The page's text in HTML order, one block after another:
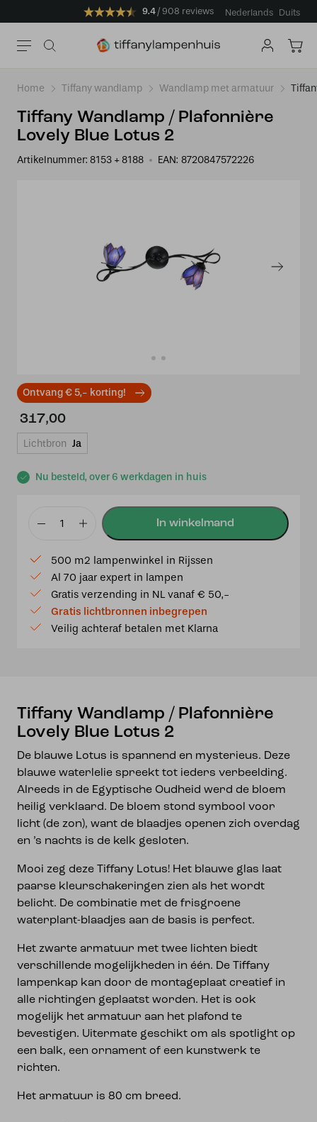
9.4 908 reviews Nederlands Duits
Home Tiffany wandlamp Wandlamp met armatuur
Tiffany Wandlamp / Plafonnière
Lovely Blue Lotus 2
Artikelnummer: 8153 + 8188 EAN: 8720847572226
Ontvang € 5,- korting!
Nu besteld, over 6 werkdagen in huis
317,00
Lichtbron Ja
Tiffany
/
Plafonnière
Lovely
Blue
Lotus
500 m2 lampenwinkel in Rijssen
Al 70 jaar expert in lampen
Gratis verzending in NL vanaf € 50,-
Gratis lichtbronnen inbegrepen
Veilig achteraf betalen met Klarna
Tiffany Wandlamp / Plafonnière
Lovely Blue Lotus 2
De blauwe Lotus is spannend en mysterieus. Deze
blauwe waterlelie spreekt tot ieders verbeelding.
Alreeds in de Egyptische Oudheid werd de bloem
heilig verklaard. De bloem stond symbool voor
licht (de zon), want de blaadjes openen zich overdag
en ’s nachts is de kelk gesloten.
Mooi zeg deze Tiffany Lotus! Het blauwe glas laat
paarse kleurschakeringen zien als het wordt
belicht. De combinatie met de frisgroene
waterplant-blaadjes aan de basis is perfect.
Het zwarte armatuur met twee lichten biedt
verschillende mogelijkheden in één. De Tiffany
lampenkap kan door de montageplaat creatief in
alle richtingen geplaatst worden. Het is ook
mogelijk het armatuur aan het plafond te
bevestigen. Uitermate geschikt om als spotlight op
een balk, een ornament of een kunstwerk te
richten.
Het armatuur is 80 cm breed.